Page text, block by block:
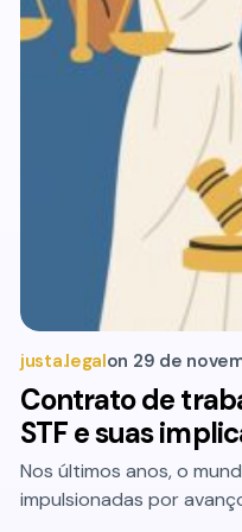
justa.legalon 29 de
Contrato de
STF e suas
Nos últimos anos, o
impulsionadas por